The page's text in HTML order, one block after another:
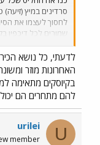
סרדינים במיץ
לחסוך לעצמו את
שמורים לכל דיכפין
השמורים, כי ימכור
כמו באוטובוס) למי
מחמישה ש"ח כדי שלא
השמורים ועדיין מי
ברכבות העמוסות של
בלתי אפשרי לפלס את
הרכבת היום (וכך
למכונית בחניה
באדיבות רכבת ישראל.
לדעתי, כל נושא
האחרונות מוזר
בקיוסקים מתאימה
להם מתחרים הם
U
urilei
member